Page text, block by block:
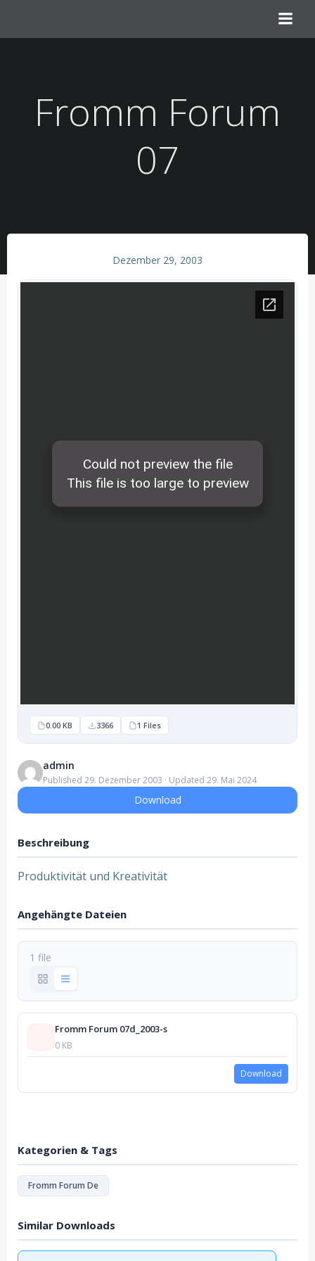
springen
Fromm Forum
07
Dezember 29, 2003
0.00 KB 3366 1 Files
admin
Published 29. Dezember 2003 · Updated 29. Mai 2024
Download
Beschreibung
Produktivität und Kreativität
Angehängte Dateien
1 file
Fromm Forum 07d_2003-s
0 KB
Download
Kategorien & Tags
Fromm Forum De
Similar Downloads